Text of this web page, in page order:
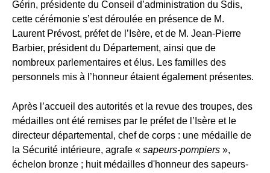
Gérin, présidente du Conseil d’administration du Sdis,
cette cérémonie s’est déroulée en présence de M.
Laurent Prévost, préfet de l’Isère, et de M. Jean-Pierre
Barbier, président du Département, ainsi que de
nombreux parlementaires et élus. Les familles des
personnels mis à l’honneur étaient également présentes.
Après l’accueil des autorités et la revue des troupes, des
médailles ont été remises par le préfet de l’Isère et le
directeur départemental, chef de corps : une médaille de
la Sécurité intérieure, agrafe « sapeurs-pompiers »,
échelon bronze ; huit médailles d'honneur des sapeurs-